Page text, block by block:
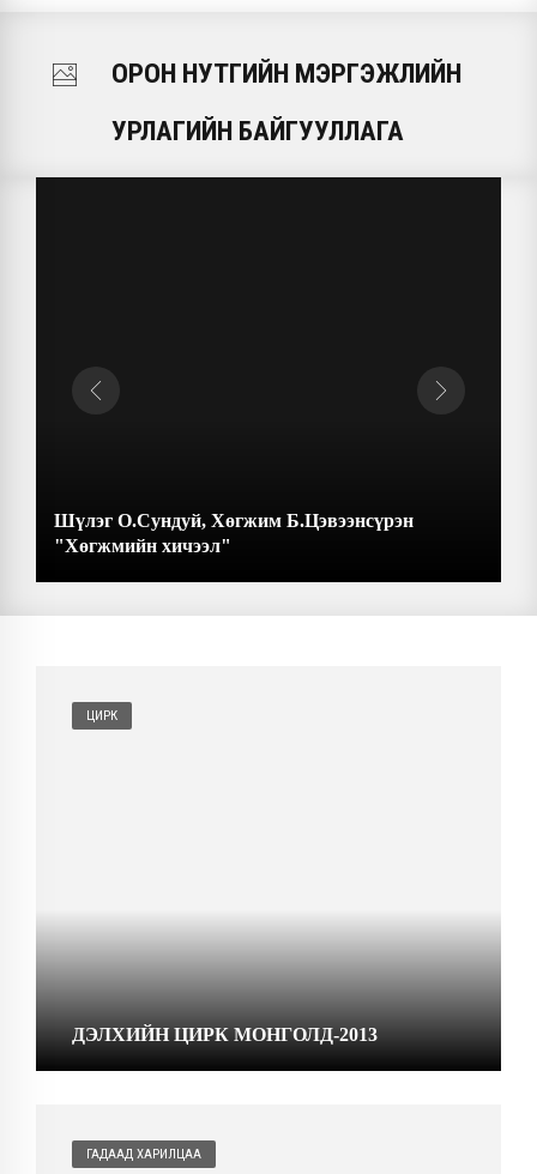
ОРОН НУТГИЙН МЭРГЭЖЛИЙН
УРЛАГИЙН БАЙГУУЛЛАГА
Шүлэг О.Сундуй, Хөгжим Б.Цэвээнсүрэн
"Хөгжмийн хичээл"
ЦИРК
ДЭЛХИЙН ЦИРК МОНГОЛД-2013
ГАДААД ХАРИЛЦАА